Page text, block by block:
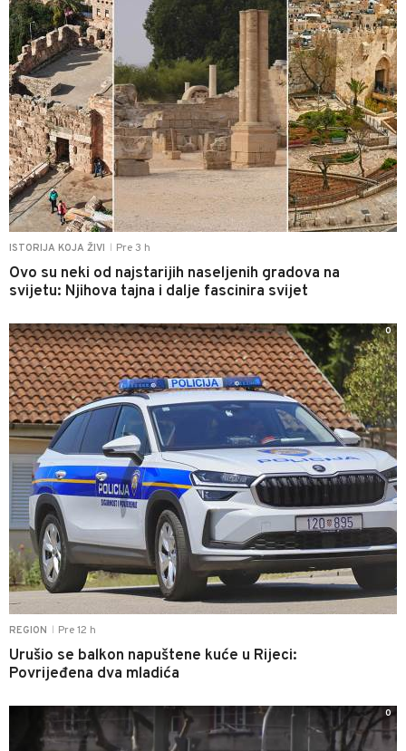
ISTORIJA KOJA ŽIVI Pre 3 h
Ovo su neki od najstarijih naseljenih gradova na
svijetu: Njihova tajna i dalje fascinira svijet
REGION Pre 12 h
Urušio se balkon napuštene kuće u Rijeci:
Povrijeđena dva mladića
0
0